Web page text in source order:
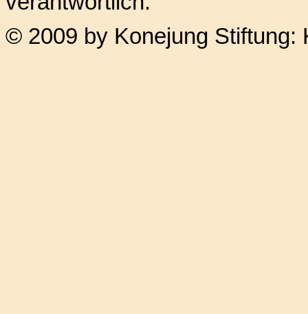
© 2009 by Konejung Stiftung: